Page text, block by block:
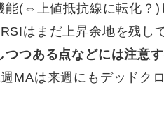
能(⇔上値抵抗線に転化？)
はまだ上昇余地を残し
つある点などには注意
MAは来週にもデッドク